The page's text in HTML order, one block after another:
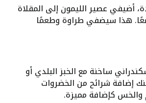
أضيفي عصير الليمون إلى المقلاة
هذا سيضفي طراوة وطعمًا
ساخنة مع الخبز البلدي أو
إضافة شرائح من الخضروات
والخس كإضافة مميزة.